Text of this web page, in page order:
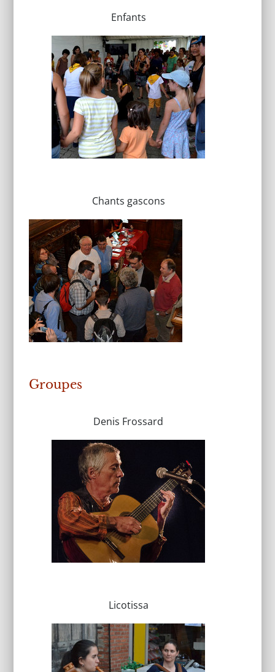
Enfants
Chants gascons
Groupes
Denis Frossard
Licotissa